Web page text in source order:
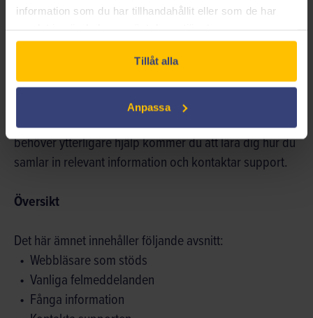
information som du har tillhandahållit eller som de har
Tillåt alla
Anpassa
Spelarens felsökningsguide
I det här avsnittet kommer du att lära dig hur du
felsöker Brightcove Player genom att diagnostisera
några vanliga uppspelningsfelmeddelanden. Om du
behöver ytterligare hjälp kommer du att lära dig hur du
samlar in relevant information och kontaktar support.
Översikt
Det här ämnet innehåller följande avsnitt:
Webbläsare som stöds
Vanliga felmeddelanden
Fånga information